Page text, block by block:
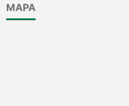
MAPA